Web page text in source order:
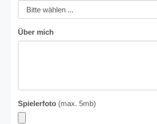
Über mich
Spielerfoto (max. 5mb)